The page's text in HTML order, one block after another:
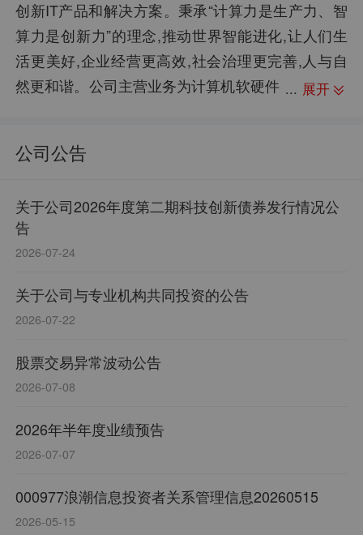
股权质押：-- 负债合计：618.55亿
每股现金流： 0.29 资产负债率：73.21%
展开
创新IT产品和解决方案。秉承“计算力是生产力、智
算力是创新力”的理念,推动世界智能进化,让人们生
活更美好,企业经营更高效,社会治理更完善,人与自
然更和谐。公司主营业务为计算机软硬件
询服务;网络技术服务;信息安全设备制造与销售。主
信设备,云计算设备,信息技术咨询服务,网络技术服
务,信息安全设备等。企业荣誉有全国八家国家安全
可靠计算机信息系统集成重点企业之一、2014年度
国家科技进步一等奖、2015年中国电子信息产业百
强第9位等。
公司公告
关于公司2026年度第二期科技创新债券发行情况公
告
2026-07-24
关于公司与专业机构共同投资的公告
2026-07-22
股票交易异常波动公告
2026-07-08
2026年半年度业绩预告
2026-07-07
000977浪潮信息投资者关系管理信息20260515
2026-05-15